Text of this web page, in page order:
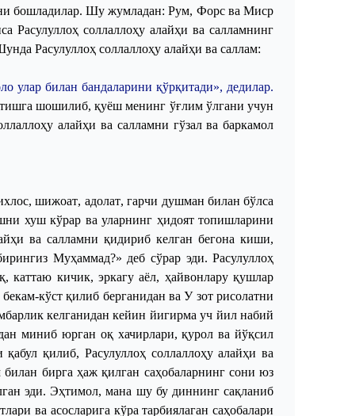
бошладилар. Шу жумладан: Рум, Форс ва Миср
соллаллоҳу алайҳи ва салламнинг
Расулуллоҳ соллаллоҳу алайҳи ва саллам:
улар билан бандаларини қўрқитади», дедилар.
шошилиб, қуёш менинг ўғлим ўлгани учун
алайҳи ва салламни гўзал ва баркамол
,шижоат, адолат,гарчи душман билан бўлса
хуш кўрар ва уларнинг ҳидоят топишларини
ва салламни қидириб келган бегона киши,
Муҳаммад?» деб сўрар эди.Расулуллоҳ
,каттаю кичик, эркагу аёл, ҳайвонлару қушлар
бекам-кўст қилиб берганидан ва У зот рисолатни
келганидан кейин йигирма уч йил набий
миниб юрган оқ хачирлари,қурол ва йўқсил
қабул қилиб, Расулуллоҳ соллаллоҳу алайҳи ва
билан бирга ҳаж қилган саҳобаларнинг сони юз
эди.Эҳтимол,мана шу бу диннинг сақланиб
ва асосларига кўра тарбиялаган саҳобалари